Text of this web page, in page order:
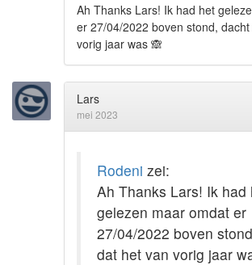
Ah Thanks Lars! Ik had het
er 27/04/2022 boven stond,
vorig jaar was 🙈
Lars
mei 2023
Rodeni zei:
Ah Thanks Lars! Ik had
gelezen maar omdat er
27/04/2022 boven
dat het van vorig jaar